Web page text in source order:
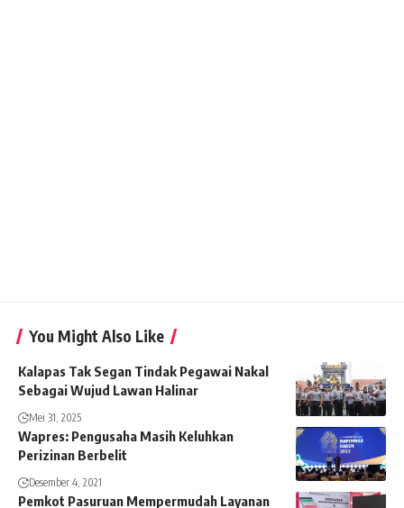
You Might Also Like
Kalapas Tak Segan Tindak Pegawai Nakal
Sebagai Wujud Lawan Halinar
Mei 31, 2025
Wapres: Pengusaha Masih Keluhkan
Perizinan Berbelit
Desember 4, 2021
Pemkot Pasuruan Mempermudah Layanan